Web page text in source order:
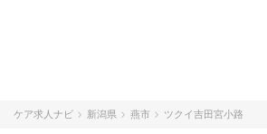
ケア求人ナビ 新潟県 燕市 ツクイ吉田宮小路